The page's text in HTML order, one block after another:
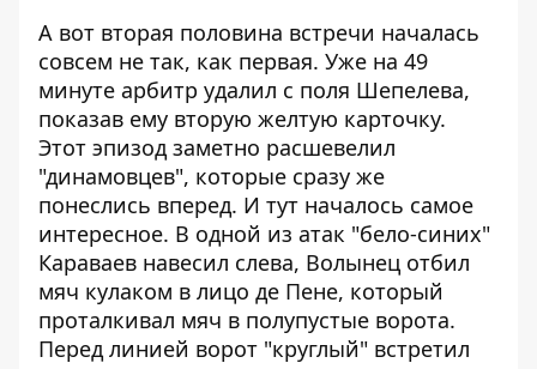
А вот вторая половина встречи началась
совсем не так, как первая. Уже на 49
минуте арбитр удалил с поля Шепелева,
показав ему вторую желтую карточку.
Этот эпизод заметно расшевелил
"динамовцев", которые сразу же
понеслись вперед. И тут началось самое
интересное. В одной из атак "бело-синих"
Караваев навесил слева, Волынец отбил
мяч кулаком в лицо де Пене, который
проталкивал мяч в полупустые ворота.
Перед линией ворот "круглый" встретил